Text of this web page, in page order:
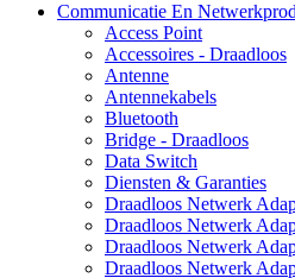
Communicatie En
Access Point
Accessoires - Draadloos
Antenne
Antennekabels
Bluetooth
Bridge - Draadloos
Data Switch
Diensten & Garanties
Draadloos Netwerk
Draadloos Netwerk
Draadloos Netwerk
Draadloos Netwerk